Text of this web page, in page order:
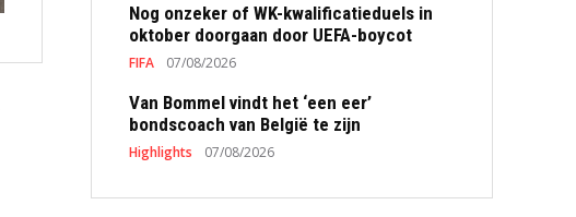
Nog onzeker of WK-kwalificatieduels in
oktober doorgaan door UEFA-boycot
FIFA 07/08/2026
Van Bommel vindt het ‘een eer’
bondscoach van België te zijn
Highlights 07/08/2026